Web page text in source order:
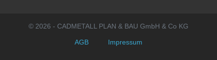
© 2026 - CADMETALL PLAN & BAU GmbH & Co KG
AGB Impressum